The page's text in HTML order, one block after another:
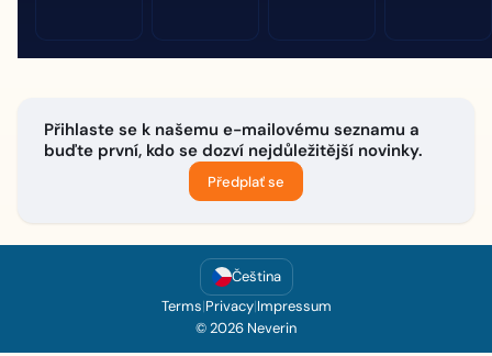
Přihlaste se k našemu e-mailovému seznamu a
buďte první, kdo se dozví nejdůležitější novinky.
Předplať se
Čeština
Terms|Privacy|Impressum
© 2026 Neverin